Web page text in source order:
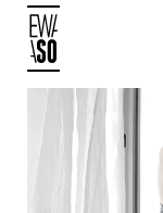
Skip
content